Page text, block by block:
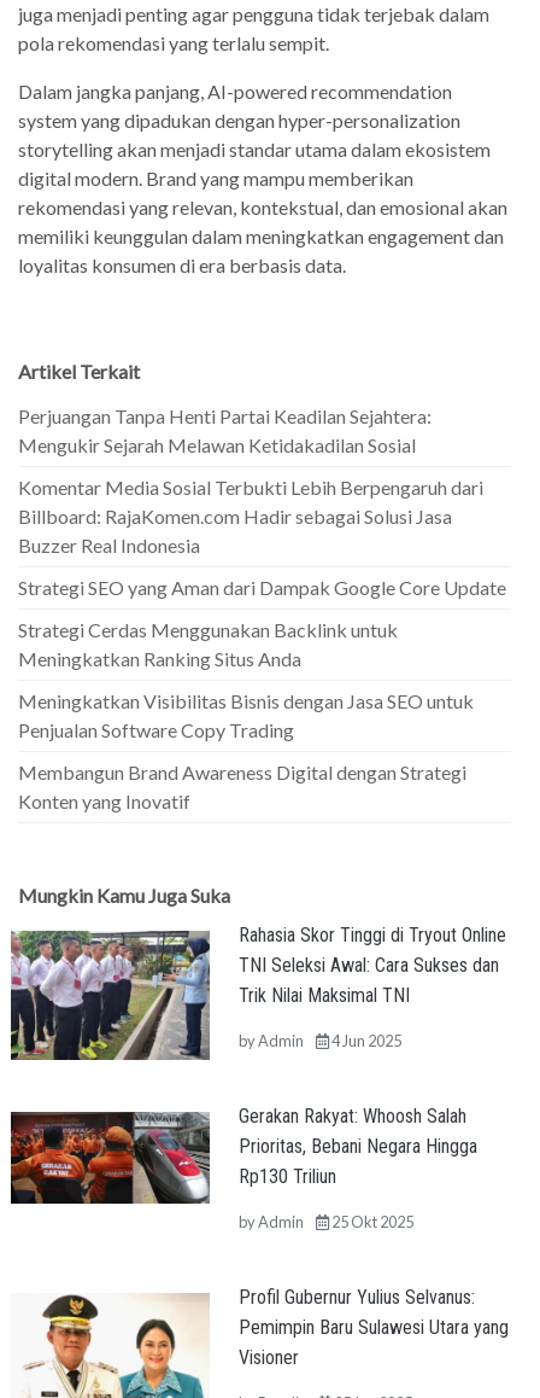
juga menjadi penting agar pengguna tidak terjebak dalam
pola rekomendasi yang terlalu sempit.
Dalam jangka panjang, AI-powered recommendation
system yang dipadukan dengan hyper-personalization
storytelling akan menjadi standar utama dalam ekosistem
digital modern. Brand yang mampu memberikan
rekomendasi yang relevan, kontekstual, dan emosional akan
memiliki keunggulan dalam meningkatkan engagement dan
loyalitas konsumen di era berbasis data.
Artikel Terkait
Perjuangan Tanpa Henti Partai Keadilan Sejahtera:
Mengukir Sejarah Melawan Ketidakadilan Sosial
Komentar Media Sosial Terbukti Lebih Berpengaruh dari
Billboard: RajaKomen.com Hadir sebagai Solusi Jasa
Buzzer Real Indonesia
Strategi SEO yang Aman dari Dampak Google Core Update
Strategi Cerdas Menggunakan Backlink untuk
Meningkatkan Ranking Situs Anda
Meningkatkan Visibilitas Bisnis dengan Jasa SEO untuk
Penjualan Software Copy Trading
Membangun Brand Awareness Digital dengan Strategi
Konten yang Inovatif
Mungkin Kamu Juga Suka
Rahasia Skor Tinggi di Tryout Online
TNI Seleksi Awal: Cara Sukses dan
Trik Nilai Maksimal TNI
byAdmin 4 Jun 2025
Gerakan Rakyat: Whoosh Salah
Prioritas, Bebani Negara Hingga
Rp130 Triliun
byAdmin 25 Okt 2025
Profil Gubernur Yulius Selvanus:
Pemimpin Baru Sulawesi Utara yang
Visioner